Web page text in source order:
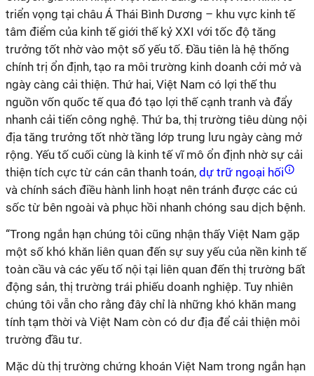
triển vọng tại châu Á Thái Bình Dương – khu vực kinh tế
tâm điểm của kinh tế giới thế kỷ XXI với tốc độ tăng
trưởng tốt nhờ vào một số yếu tố. Đầu tiên là hệ thống
chính trị ổn định, tạo ra môi trường kinh doanh cởi mở và
ngày càng cải thiện. Thứ hai, Việt Nam có lợi thế thu
nguồn vốn quốc tế qua đó tạo lợi thế cạnh tranh và đẩy
nhanh cải tiến công nghệ. Thứ ba, thị trường tiêu dùng nội
địa tăng trưởng tốt nhờ tầng lớp trung lưu ngày càng mở
rộng. Yếu tố cuối cùng là kinh tế vĩ mô ổn định nhờ sự cải
thiện tích cực từ cán cân thanh toán, dự trữ ngoại hối
và chính sách điều hành linh hoạt nên tránh được các cú
sốc từ bên ngoài và phục hồi nhanh chóng sau dịch bệnh.
“Trong ngắn hạn chúng tôi cũng nhận thấy Việt Nam gặp
một số khó khăn liên quan đến sự suy yếu của nền kinh tế
toàn cầu và các yếu tố nội tại liên quan đến thị trường bất
động sản, thị trường trái phiếu doanh nghiệp. Tuy nhiên
chúng tôi vẫn cho rằng đây chỉ là những khó khăn mang
tính tạm thời và Việt Nam còn có dư địa để cải thiện môi
trường đầu tư.
Mặc dù thị trường chứng khoán Việt Nam trong ngắn hạn